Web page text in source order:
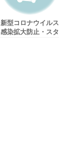
新型コロナウイルス
感染拡大防止・スタ